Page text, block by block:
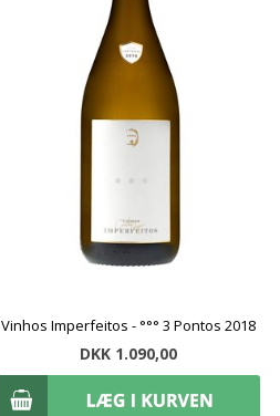
Vinhos Imperfeitos - °°° 3 Pontos 2018
DKK 1.090,00